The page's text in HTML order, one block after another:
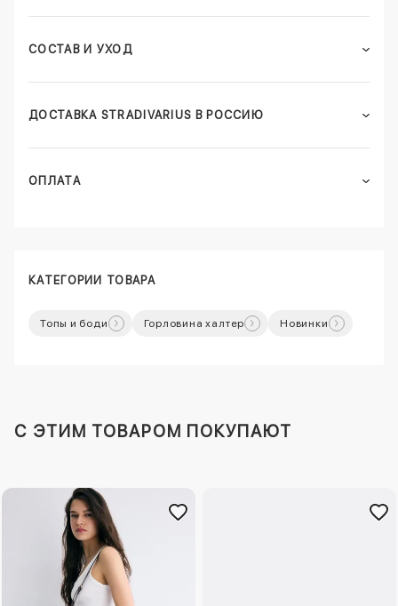
СОСТАВ И УХОД
ДОСТАВКА STRADIVARIUS В РОССИЮ
ОПЛАТА
КАТЕГОРИИ ТОВАРА
Топы и боди Горловина халтер Новинки
C ЭТИМ ТОВАРОМ ПОКУПАЮТ